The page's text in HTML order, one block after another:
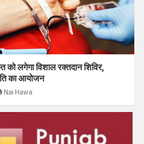
लगेगा विशाल रक्तदान शिविर,
का आयोजन
Nai Hawa